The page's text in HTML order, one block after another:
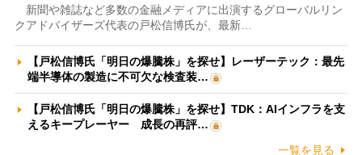
新聞や雑誌など多数の金融メディアに出演するグローバルリン
クアドバイザーズ代表の戸松信博氏が、最新…
【戸松信博氏「明日の爆騰株」を探せ】レーザーテック：最先
端半導体の製造に不可欠な検査装…
【戸松信博氏「明日の爆騰株」を探せ】TDK：AIインフラを支
えるキープレーヤー 成長の再評…
一覧を見る